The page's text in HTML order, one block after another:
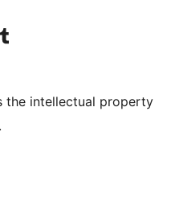
besuchen
Kanal besuchen
Unser Tumblr-Konto besuchen
the intellectual property